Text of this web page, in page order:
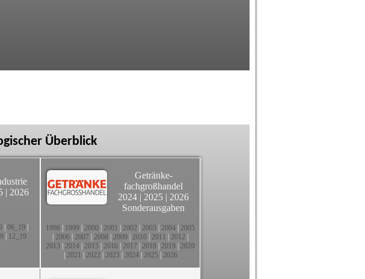
Überblick
| 2026
| 06_19|
12_19
Getränke-
fachgroßhandel
2024 | 2025 | 2026
Sonderausgaben
1998 1999 2000 2001 2002 2003 2004 2005
2006 2007 2008 2009 2010 2011 2012
2013 2014 2015 2016 2017 2018 2019 2020
2021 2022 2023| 2024| 2025| 2026